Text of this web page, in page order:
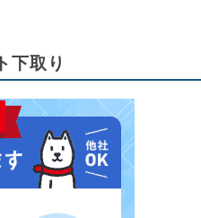
下取り